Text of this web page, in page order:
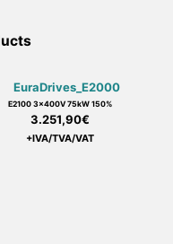
E2100 3x400V 75kW 150%
3.251,90€
+IVA/TVA/VAT